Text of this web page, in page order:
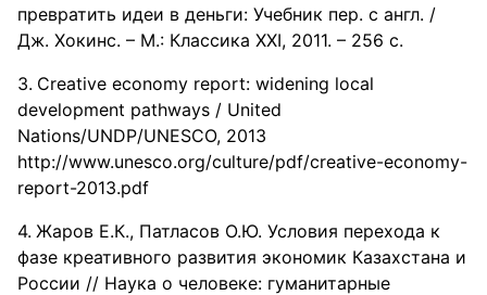
превратить идеи в деньги: Учебник пер. с англ. /
Дж. Хокинс. – М.: Классика XXI, 2011. – 256 с.
Сreative economy report: widening local
development pathways / United
Nations/UNDP/UNESCO, 2013
http://www.unesco.org/culture/pdf/creative-economy-
report-2013.pdf
Жаров Е.К., Патласов О.Ю. Условия перехода к
фазе креативного развития экономик Казахстана и
России // Наука о человеке: гуманитарные